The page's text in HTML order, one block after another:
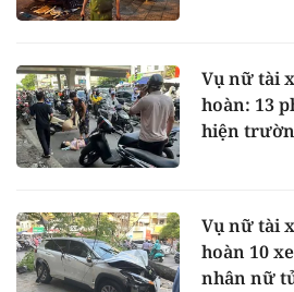
Vụ nữ tài
hoàn: 13
hiện
Vụ nữ tài
hoàn 10
nhân nữ